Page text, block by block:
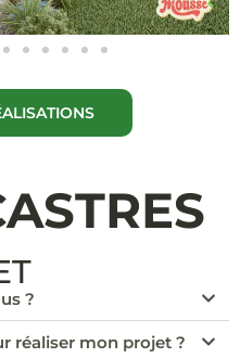
?
réaliser mon projet ?